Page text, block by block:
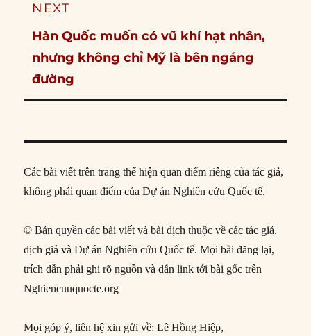
NEXT
Next
post:
Hàn Quốc muốn có vũ khí hạt nhân,
nhưng không chỉ Mỹ là bên ngáng
đường
Các bài viết trên trang thể hiện quan điểm riêng của tác giả,
không phải quan điểm của Dự án Nghiên cứu Quốc tế.
© Bản quyền các bài viết và bài dịch thuộc về các tác giả,
dịch giả và Dự án Nghiên cứu Quốc tế. Mọi bài đăng lại,
trích dẫn phải ghi rõ nguồn và dẫn link tới bài gốc trên
Nghiencuuquocte.org
Mọi góp ý, liên hệ xin gửi về: Lê Hồng Hiệp,